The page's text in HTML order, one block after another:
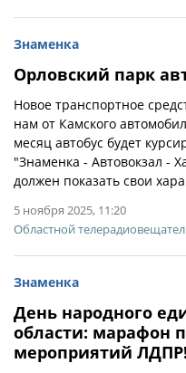
Знаменка
Орловский парк
Новое транспортное
нам от Камского
месяц автобус будет
"Знаменка - Автовокзал -
должен показать свои
5 ноября 2025, 11:20
Областной
Знаменка
День народного
области: марафон
мероприятий ЛДПР!